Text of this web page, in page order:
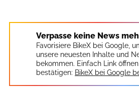
Verpasse keine News
Favorisiere BikeX bei Google,
unsere neuesten Inhalte und
bekommen. Einfach Link
bestätigen: BikeX bei Google